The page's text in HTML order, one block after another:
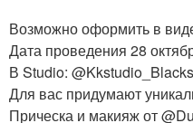
Возможно оформить в
Дата проведения 28
В Studio:
Для вас придумают
Прическа и макияж от